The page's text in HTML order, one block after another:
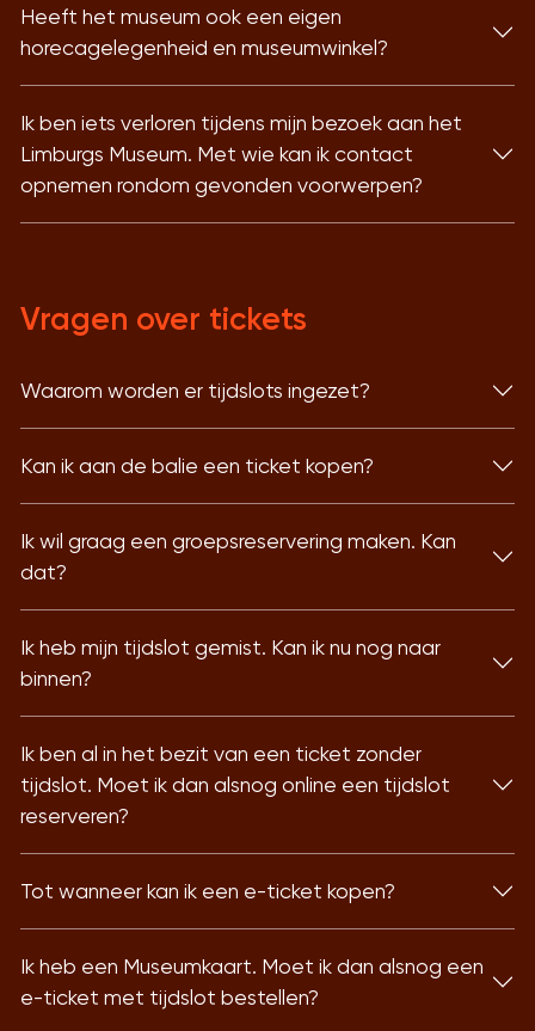
Heeft het museum ook een eigen
horecagelegenheid en museumwinkel?
Ik ben iets verloren tijdens mijn bezoek aan het
Limburgs Museum. Met wie kan ik contact
opnemen rondom gevonden voorwerpen?
Vragen over tickets
Waarom worden er tijdslots ingezet?
Kan ik aan de balie een ticket kopen?
Ik wil graag een groepsreservering maken. Kan
dat?
Ik heb mijn tijdslot gemist. Kan ik nu nog naar
binnen?
Ik ben al in het bezit van een ticket zonder
tijdslot. Moet ik dan alsnog online een tijdslot
reserveren?
Tot wanneer kan ik een e-ticket kopen?
Ik heb een Museumkaart. Moet ik dan alsnog een
e-ticket met tijdslot bestellen?